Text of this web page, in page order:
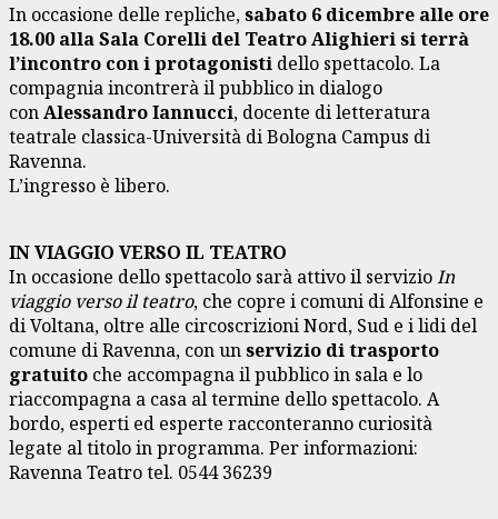
In occasione delle repliche,sabato 6 dicembre alle ore
18.00 alla Sala Corelli del Teatro Alighieri si terrà
l’incontro con i protagonisti dello spettacolo. La
compagnia incontrerà il pubblico in dialogo
conAlessandro Iannucci, docente di letteratura
teatrale classica-Università di Bologna Campus di
Ravenna.
L’ingresso è libero.
IN VIAGGIO VERSO IL TEATRO
In occasione dello spettacolo sarà attivo il servizioIn
viaggio verso il teatro, che copre i comuni di Alfonsine e
di Voltana, oltre alle circoscrizioni Nord, Sud e i lidi del
comune di Ravenna, con unservizio di trasporto
gratuito che accompagna il pubblico in sala e lo
riaccompagna a casa al termine dello spettacolo. A
bordo, esperti ed esperte racconteranno curiosità
legate al titolo in programma. Per informazioni:
Ravenna Teatro tel. 0544 36239